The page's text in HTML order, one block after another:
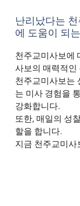
난리났다는
에 도움이 되
천주교미사보에
사보의 매력적인
천주교미사보는
는 미사 경험을
강화합니다.
또한, 매일의 성
할을 합니다.
지금 천주교미